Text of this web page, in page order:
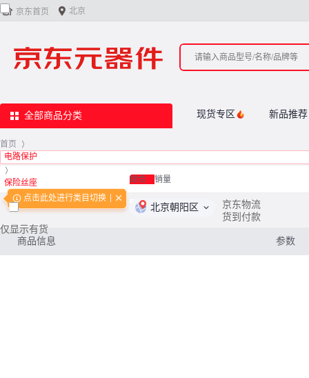
 京东首页  北京
全部商品分类 现货专区 新品推荐
首页
>
电路保护
>
保险丝座
点击此处进行类目切换
综合 销量
< 0/0 >
北京朝阳区
京东物流
货到付款
仅显示有货
商品信息
参数